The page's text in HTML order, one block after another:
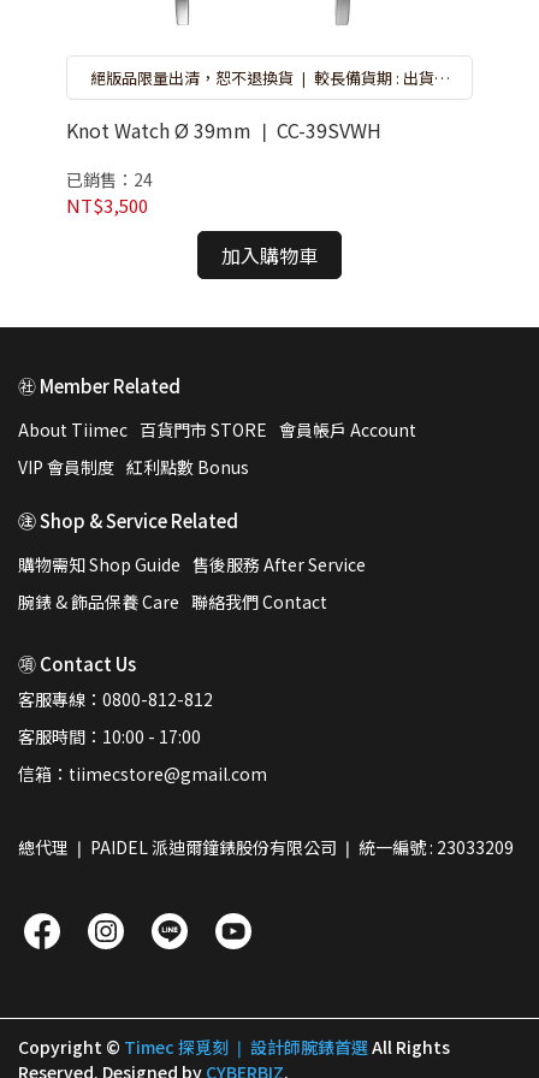
絕版品限量出清，恕不退換貨 ❘ 較長備貨期 : 出貨約
7-10 天 ❘ 遇斷貨系統將自動取消訂單，再請重新選
購 ❘ 錶盒隨機搭贈不挑款 ❘ 特價品恕無保固
Knot Watch Ø 39mm ❘ CC-39SVWH
已銷售：24
NT$3,500
加入購物車
㊓ Member Related
About Tiimec 百貨門市 STORE 會員帳戶 Account
VIP 會員制度 紅利點數 Bonus
㊟ Shop & Service Related
購物需知 Shop Guide 售後服務 After Service
腕錶 & 飾品保養 Care 聯絡我們 Contact
㊠ Contact Us
客服專線：0800-812-812
客服時間：10:00 - 17:00
信箱：tiimecstore@gmail.com
總代理 ❘ PAIDEL 派迪爾鐘錶股份有限公司 ❘ 統一編號 : 23033209
Copyright © Timec 探覓刻 ❘ 設計師腕錶首選All Rights
Reserved. Designed by CYBERBIZ.